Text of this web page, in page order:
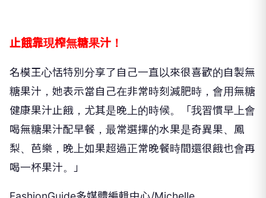
止餓靠現榨無糖果汁！
名模王心恬特別分享了自己一直以來很喜歡的自製無
糖果汁，她表示當自己在非常時刻減肥時，會用無糖
健康果汁止餓，尤其是晚上的時候。「我習慣早上會
喝無糖果汁配早餐，最常選擇的水果是奇異果、鳳
梨、芭樂，晚上如果超過正常晚餐時間還很餓也會再
喝一杯果汁。」